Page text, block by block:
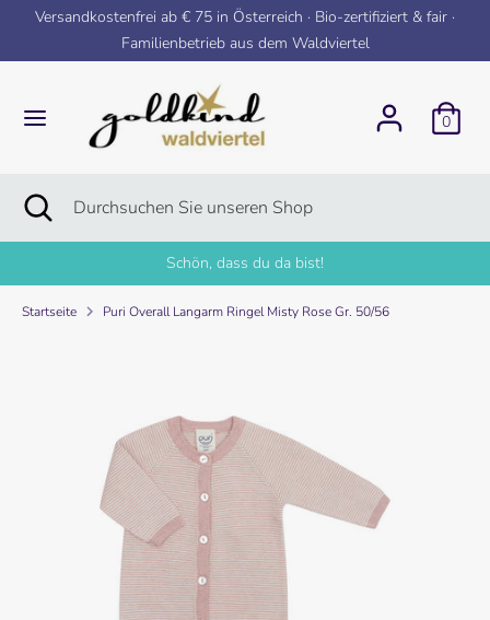
Direkt
Inhalt
Versandkostenfrei ab € 75 in Österreich · Bio-zertifiziert & fair ·
Familienbetrieb aus dem Waldviertel
0
Durchsuchen
unseren
Suchen Durchsuchen
unseren
Suche
schließen
Schön, dass du da bist!
Startseite Puri Overall Langarm Ringel Misty Rose Gr. 50/56